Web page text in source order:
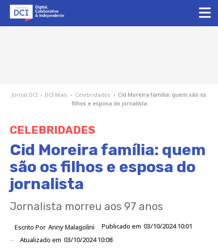
Jornal DCI › DCI Mais › Celebridades › Cid Moreira família: quem são os
filhos e esposa do jornalista
CELEBRIDADES
Cid Moreira família: quem
são os filhos e esposa do
jornalista
Jornalista morreu aos 97 anos
Escrito Por Anny Malagolini Publicado em 03/10/2024 10:01
Atualizado em 03/10/2024 10:08